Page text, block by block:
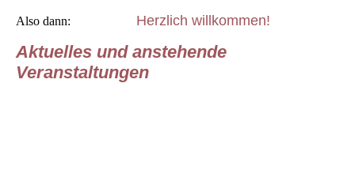
Also dann: Herzlich willkommen!
Aktuelles und anstehende
Veranstaltungen